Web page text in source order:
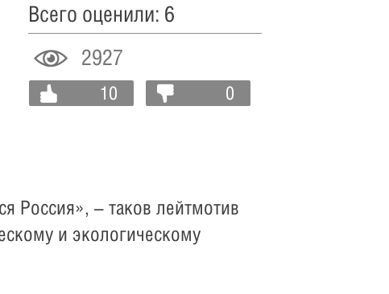
2927
10 0
Всего оценили: 6
Россия», – таков лейтмотив
и экологическому